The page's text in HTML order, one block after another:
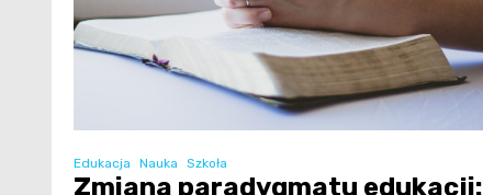
Edukacja Nauka Szkoła
Zmiana paradygmatu edukacji: